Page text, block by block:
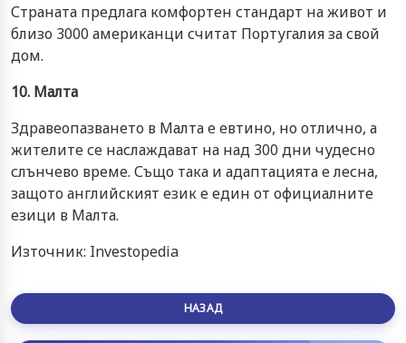
Страната предлага комфортен стандарт на живот и
близо 3000 американци считат Португалия за свой
дом.
10. Малта
Здравеопазването в Малта е евтино, но отлично, а
жителите се наслаждават на над 300 дни чудесно
слънчево време. Също така и адаптацията е лесна,
защото английският език е един от официалните
езици в Малта.
Източник: Investopedia
НАЗАД